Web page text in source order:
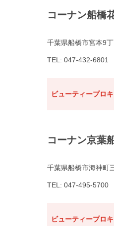
コーナン船橋
千葉県船橋市宮本9
TEL: 047-432-6801
ビューティープロ
コーナン京葉
千葉県船橋市海神町
TEL: 047-495-5700
ビューティープロ